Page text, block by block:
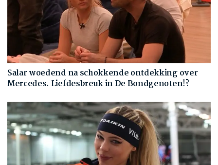
Salar woedend na schokkende ontdekking over
Mercedes. Liefdesbreuk in De Bondgenoten!?